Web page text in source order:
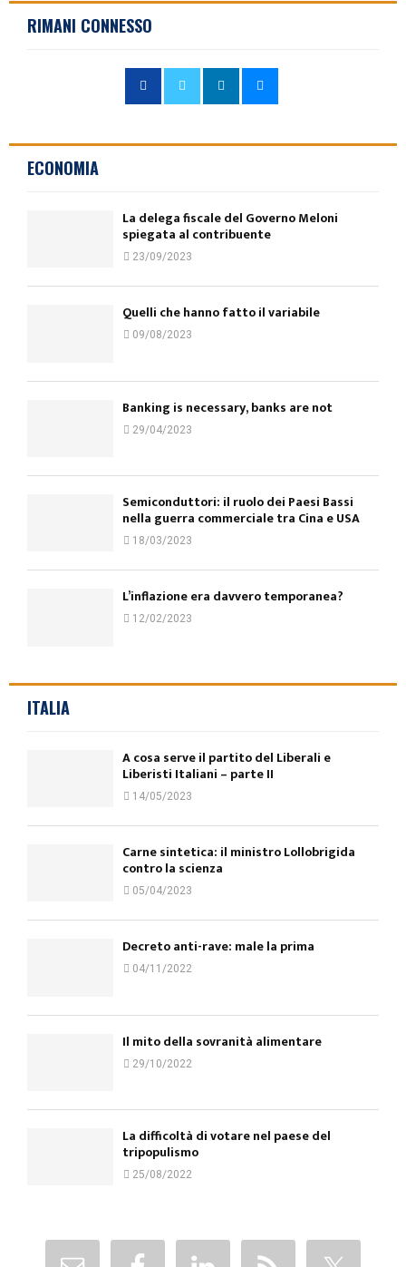
RIMANI CONNESSO
ECONOMIA
La delega fiscale del Governo Meloni
spiegata al contribuente
23/09/2023
Quelli che hanno fatto il variabile
09/08/2023
Banking is necessary, banks are not
29/04/2023
Semiconduttori: il ruolo dei Paesi Bassi
nella guerra commerciale tra Cina e USA
18/03/2023
L’inflazione era davvero temporanea?
12/02/2023
ITALIA
A cosa serve il partito del Liberali e
Liberisti Italiani – parte II
14/05/2023
Carne sintetica: il ministro Lollobrigida
contro la scienza
05/04/2023
Decreto anti-rave: male la prima
04/11/2022
Il mito della sovranità alimentare
29/10/2022
La difficoltà di votare nel paese del
tripopulismo
25/08/2022